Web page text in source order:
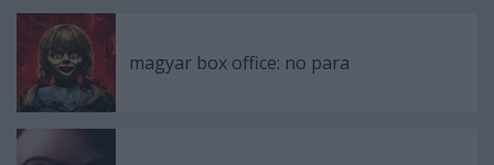
magyar box office: no para